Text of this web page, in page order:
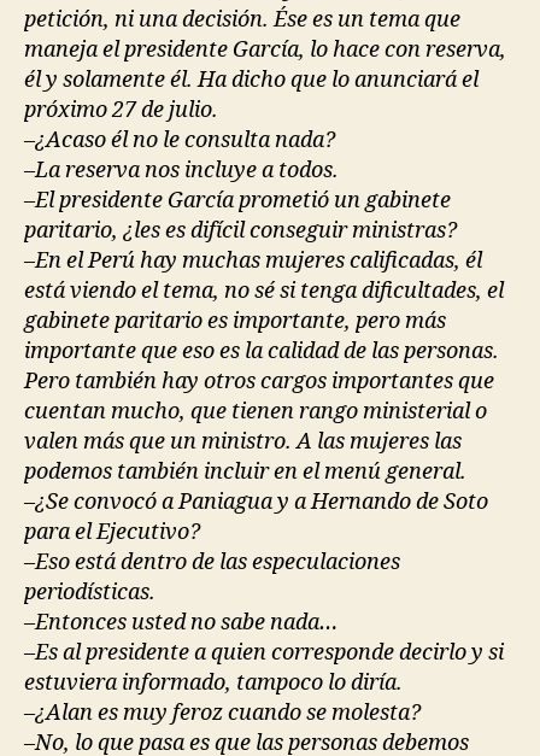
petición, ni una decisión. Ése es un tema que
maneja el presidente García, lo hace con reserva,
él y solamente él. Ha dicho que lo anunciará el
próximo 27 de julio.
–¿Acaso él no le consulta nada?
–La reserva nos incluye a todos.
–El presidente García prometió un gabinete
paritario, ¿les es difícil conseguir ministras?
–En el Perú hay muchas mujeres calificadas, él
está viendo el tema, no sé si tenga dificultades, el
gabinete paritario es importante, pero más
importante que eso es la calidad de las personas.
Pero también hay otros cargos importantes que
cuentan mucho, que tienen rango ministerial o
valen más que un ministro. A las mujeres las
podemos también incluir en el menú general.
–¿Se convocó a Paniagua y a Hernando de Soto
para el Ejecutivo?
–Eso está dentro de las especulaciones
periodísticas.
–Entonces usted no sabe nada…
–Es al presidente a quien corresponde decirlo y si
estuviera informado, tampoco lo diría.
–¿Alan es muy feroz cuando se molesta?
–No, lo que pasa es que las personas debemos